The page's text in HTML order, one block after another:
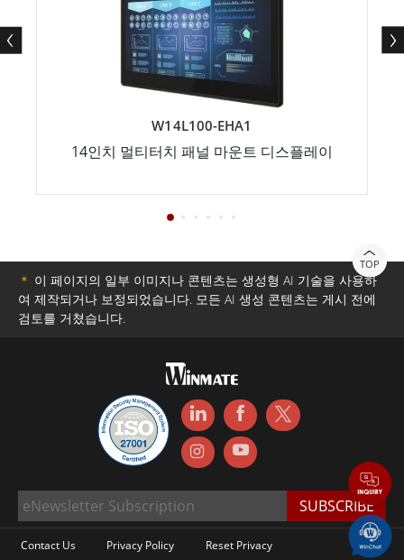
W14L100-EHA1
14인치 멀티터치 패널 마운트 디스플레이
TOP
＊ 이 페이지의 일부 이미지나 콘텐츠는 생성형 AI 기술을 사용하
여 제작되거나 보정되었습니다. 모든 AI 생성 콘텐츠는 게시 전에
검토를 거쳤습니다.
Contact Us Privacy Policy Reset Privacy